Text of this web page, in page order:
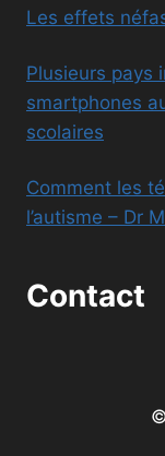
Les effets
Plusieurs pays
smartphones
scolaires
Comment les
l’autisme – Dr
Contact